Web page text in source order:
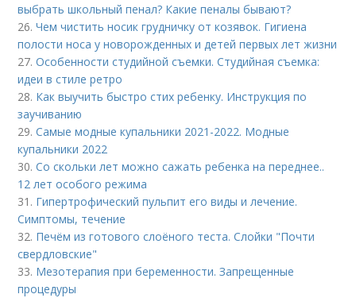
выбрать школьный пенал? Какие пеналы бывают?
26.Чем чистить носик грудничку от козявок. Гигиена
полости носа у новорожденных и детей первых лет жизни
27.Особенности студийной съемки. Студийная съемка:
идеи в стиле ретро
28. Как выучить быстро стих ребенку. Инструкция по
заучиванию
29.Самые модные купальники 2021-2022. Модные
купальники 2022
30.Со скольки лет можно сажать ребенка на переднее..
12 лет особого режима
31. Гипертрофический пульпит его виды и лечение.
Cимптомы, течение
32. Печём из готового слоёного теста. Слойки "Почти
свердловские"
33. Мезотерапия при беременности. Запрещенные
процедуры